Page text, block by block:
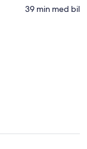
‪39 min med bil‬